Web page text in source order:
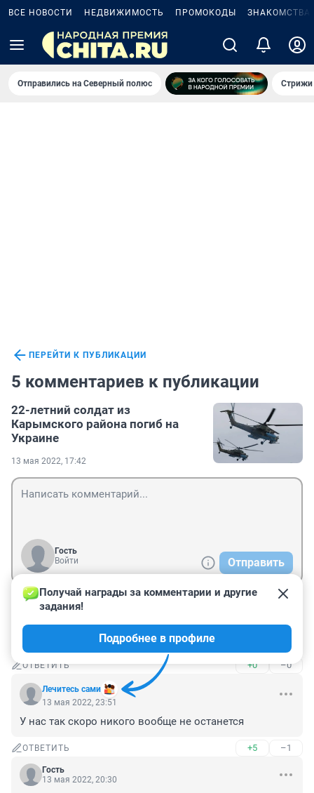
ВСЕ НОВОСТИ НЕДВИЖИМОСТЬ ПРОМОКОДЫ ЗНАКОМСТВА
Отправились на Северный полюс Стрижи
ПЕРЕЙТИ К ПУБЛИКАЦИИ
5 комментариев к публикации
22-летний солдат из
Карымского района погиб на
Украине
13 мая 2022, 17:42
Гость
Войти
Отправить
Гость
Интересно. А в армию ходют за зарплатой?
ОТВЕТИТЬ +0 –0
Лечитесь сами
Получай награды за комментарии и другие
задания!
Подробнее в профиле
13 мая 2022, 23:51
У нас так скоро никого вообще не останется
ОТВЕТИТЬ +5 –1
Гость
13 мая 2022, 20:30